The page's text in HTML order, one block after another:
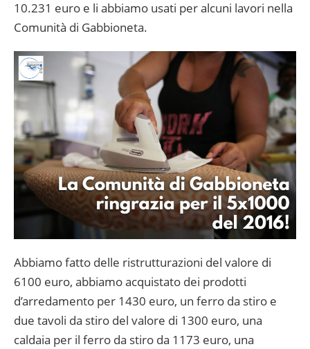
10.231 euro e li abbiamo usati per alcuni lavori nella
Comunità di Gabbioneta.
Abbiamo fatto delle ristrutturazioni del valore di
6100 euro, abbiamo acquistato dei prodotti
d’arredamento per 1430 euro, un ferro da stiro e
due tavoli da stiro del valore di 1300 euro, una
caldaia per il ferro da stiro da 1173 euro, una